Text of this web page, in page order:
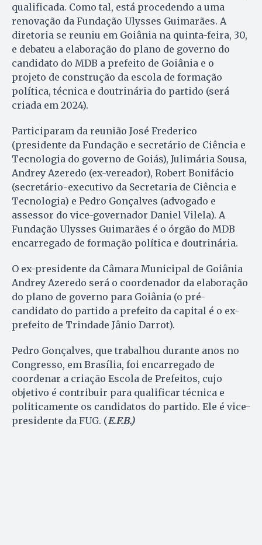
qualificada. Como tal, está procedendo a uma
renovação da Fundação Ulysses Guimarães. A
diretoria se reuniu em Goiânia na quinta-feira, 30,
e debateu a elaboração do plano de governo do
candidato do MDB a prefeito de Goiânia e o
projeto de construção da escola de formação
política, técnica e doutrinária do partido (será
criada em 2024).
Participaram da reunião José Frederico
(presidente da Fundação e secretário de Ciência e
Tecnologia do governo de Goiás), Julimária Sousa,
Andrey Azeredo (ex-vereador), Robert Bonifácio
(secretário-executivo da Secretaria de Ciência e
Tecnologia) e Pedro Gonçalves (advogado e
assessor do vice-governador Daniel Vilela). A
Fundação Ulysses Guimarães é o órgão do MDB
encarregado de formação política e doutrinária.
O ex-presidente da Câmara Municipal de Goiânia
Andrey Azeredo será o coordenador da elaboração
do plano de governo para Goiânia (o pré-
candidato do partido a prefeito da capital é o ex-
prefeito de Trindade Jânio Darrot).
Pedro Gonçalves, que trabalhou durante anos no
Congresso, em Brasília, foi encarregado de
coordenar a criação Escola de Prefeitos, cujo
objetivo é contribuir para qualificar técnica e
politicamente os candidatos do partido. Ele é vice-
presidente da FUG. (E.F.B.)